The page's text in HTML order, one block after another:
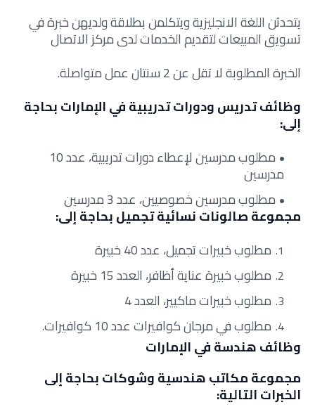
يتحدثن اللغة الانجليزية ويتكلمن بطلاقة ولديهن خبرة في
تسويق المبيعات لتقديم الخدمات لدى مركز الاتصال
الخبرة المطلوبة لا تقل عن 2 سنتان عمل متواصلة.
وظائف تدريس ودورات تدريبية في الإمارات بحاجة
إلى:
مطلوب مدرسين لإعطاء دورات تدريبية، عدد 10
مدرسين
مطلوب مدرسين خصوصيين، عدد 3 مدرسين
مجموعة صالونات نسائية تجميل بحاجة إلى:
مطلوب خبيرات تجميل، عدد 40 خبيرة
مطلوب خبيرة عناية أظافر، العدد 15 خبيرة
مطلوب خبيرات ماكيير، العدد 4
مطلوب في مرجان كوافيرات عدد 10 كوافيرات.
وظائف هندسة في الإمارات
مجموعة مكاتب هندسية وشوكات بحاجة إلى
الخبرات التالية: